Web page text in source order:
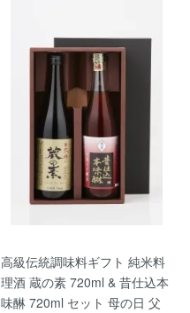
高級伝統調味料ギフト 純米料
理酒 蔵の素 720ml & 昔仕込本
味醂 720ml セット 母の日 父